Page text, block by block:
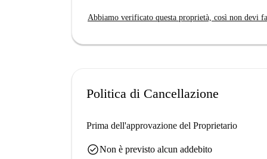
ristoranti come Shapla White e Ming Wah,
Abbiamo verificato questa proprietà, così non devi
Politica di Cancellazione
Prima dell'approvazione del Proprietario
check_circleNon è previsto alcun addebito